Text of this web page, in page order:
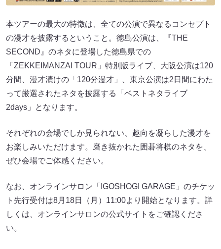
本ツアーの最大の特徴は、全ての公演で異なるコンセプト
の漫才を披露するということ。徳島公演は、『THE
SECOND』のネタに登場した徳島県での
「ZEKKEIMANZAI TOUR」特別版ライブ、大阪公演は120
分間、漫才漬けの「120分漫才」、東京公演は2日間にわた
って厳選されたネタを披露する「ベストネタライブ
2days」となります。
それぞれの会場でしか見られない、趣向を凝らした漫才を
お楽しみいただけます。磨き抜かれた囲碁将棋のネタを、
ぜひ会場でご体感ください。
なお、オンラインサロン「IGOSHOGI GARAGE」のチケッ
ト先行受付は8月18日（月）11:00より開始となります。詳
しくは、オンラインサロンの公式サイトをご確認くださ
い。